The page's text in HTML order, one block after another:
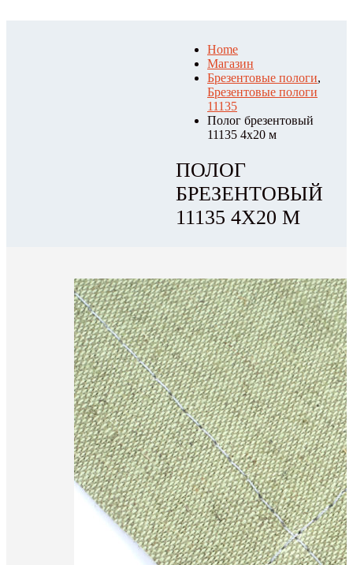
Home
Магазин
Брезентовые пологи,
Брезентовые пологи
11135
Полог брезентовый
11135 4х20 м
ПОЛОГ
БРЕЗЕНТОВЫЙ
11135 4Х20 М